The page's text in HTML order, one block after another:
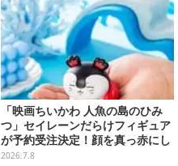
「映画ちいかわ 人魚の島のひみ
つ」セイレーンだらけフィギュア
が予約受注決定！顔を真っ赤にし
て口を塞ぐ姿など全6種
2026.7.8